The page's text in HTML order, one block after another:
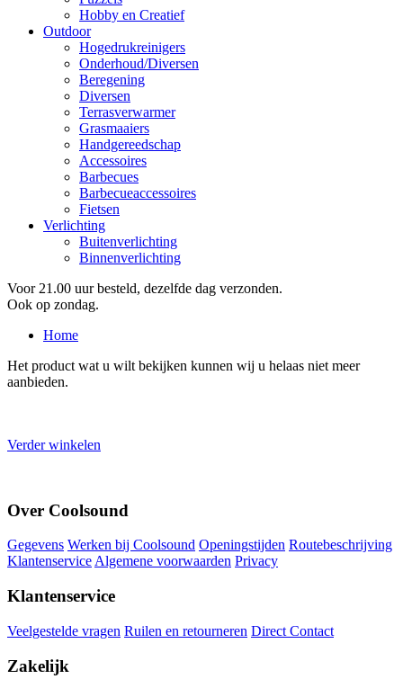
Hobby en Creatief
Outdoor
Hogedrukreinigers
Onderhoud/Diversen
Beregening
Diversen
Terrasverwarmer
Grasmaaiers
Handgereedschap
Accessoires
Barbecues
Barbecueaccessoires
Fietsen
Verlichting
Buitenverlichting
Binnenverlichting
Voor 21.00 uur besteld, dezelfde dag verzonden.
Ook op zondag.
Home
Het product wat u wilt bekijken kunnen wij u helaas niet meer
aanbieden.
Verder winkelen
Over Coolsound
Gegevens Werken bij Coolsound Openingstijden Routebeschrijving
KlantenserviceAlgemene voorwaarden Privacy
Klantenservice
Veelgestelde vragen Ruilen en retourneren Direct Contact
Zakelijk